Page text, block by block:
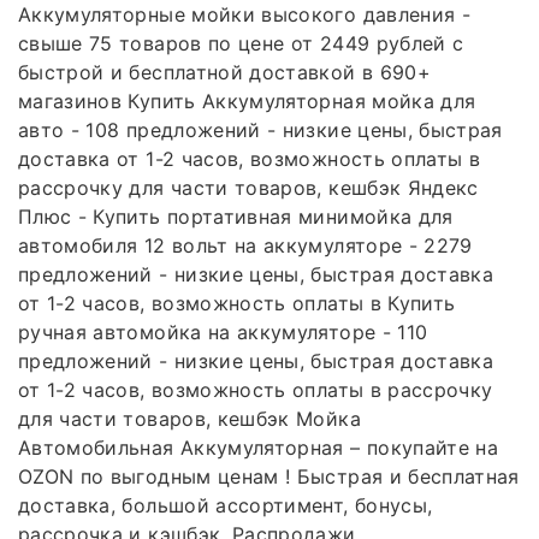
Аккумуляторные мойки высокого давления -
свыше 75 товаров по цене от 2449 рублей с
быстрой и бесплатной доставкой в 690+
магазинов Купить Аккумуляторная мойка для
авто - 108 предложений - низкие цены, быстрая
доставка от 1-2 часов, возможность оплаты в
рассрочку для части товаров, кешбэк Яндекс
Плюс - Купить портативная минимойка для
автомобиля 12 вольт на аккумуляторе - 2279
предложений - низкие цены, быстрая доставка
от 1-2 часов, возможность оплаты в Купить
ручная автомойка на аккумуляторе - 110
предложений - низкие цены, быстрая доставка
от 1-2 часов, возможность оплаты в рассрочку
для части товаров, кешбэк Мойка
Автомобильная Аккумуляторная – покупайте на
OZON по выгодным ценам ! Быстрая и бесплатная
доставка, большой ассортимент, бонусы,